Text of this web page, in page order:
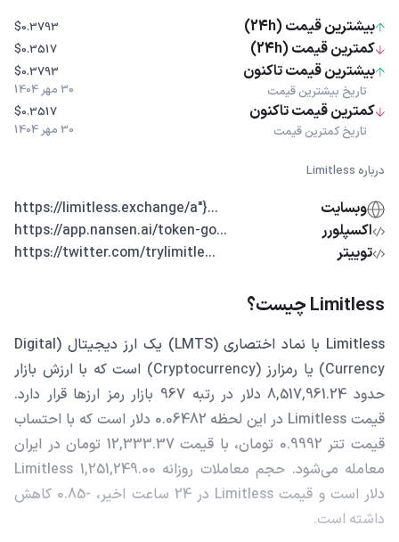
بیشترین قیمت (24h) $0.3793
کمترین قیمت (24h) $0.3517
بیشترین قیمت تاکنون
تاریخ بیشترین قیمت
$0.3793
30 مهر 1404
کمترین قیمت تاکنون
تاریخ کمترین قیمت
$0.3517
30 مهر 1404
درباره Limitless
وبسایت
...{"https://limitless.exchange/a
اکسپلورر
...https://app.nansen.ai/token-go
توییتر
...https://twitter.com/trylimitle
Limitless چیست؟
Limitless با نماد اختصاری (LMTS) یک ارز دیجیتال (Digital
Currency) یا رمزارز (Cryptocurrency) است که با ارزش بازار
حدود 8,517,961.24 دلار در رتبه 967 بازار رمز ارزها قرار دارد.
قیمت Limitless در این لحظه 0.06482 دلار است که با احتساب
قیمت تتر 0.9992 تومان، با قیمت 12,333.37 تومان در ایران
معامله می‌شود. حجم معاملات روزانه Limitless 1,251,249.00
دلار است و قیمت Limitless در 24 ساعت اخیر، -0.85 کاهش
داشته است.